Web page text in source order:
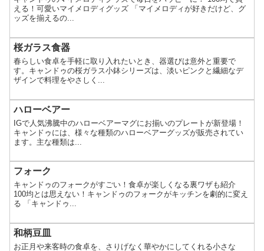
える！可愛いマイメロディグッズ 「マイメロディが好きだけど、グ
ッズを揃えるの...
桜ガラス食器
春らしい食卓を手軽に取り入れたいとき、器選びは意外と重要で
す。キャンドゥの桜ガラス小鉢シリーズは、淡いピンクと繊細なデ
ザインで料理をやさしく...
ハローベアー
IGで人気沸騰中のハローベアーマグにお揃いのプレートが新登場！
キャンドゥには、様々な種類のハローベアーグッズが販売されてい
ます。主な種類は...
フォーク
キャンドゥのフォークがすごい！食卓が楽しくなる裏ワザも紹介
100均とは思えない！キャンドゥのフォークがキッチンを劇的に変え
る 「キャンドゥ...
和柄豆皿
お正月や来客時の食卓を、さりげなく華やかにしてくれる小さな